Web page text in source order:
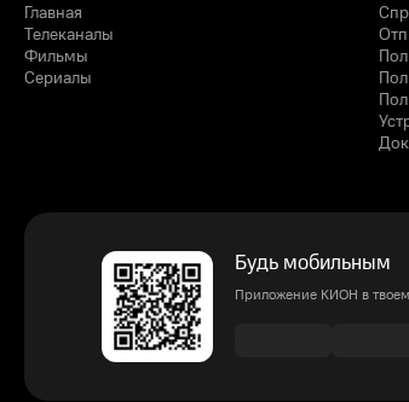
Главная
Телеканалы
Фильмы
Сериалы
Будь мобильным
Приложение КИОН в